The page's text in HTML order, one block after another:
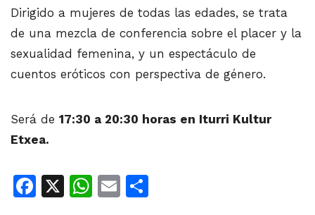
Dirigido a mujeres de todas las edades, se trata
de una mezcla de conferencia sobre el placer y la
sexualidad femenina, y un espectáculo de
cuentos eróticos con perspectiva de género.
Será de 17:30 a 20:30 horas en Iturri Kultur
Etxea.
Facebook
X WhatsApp
Email